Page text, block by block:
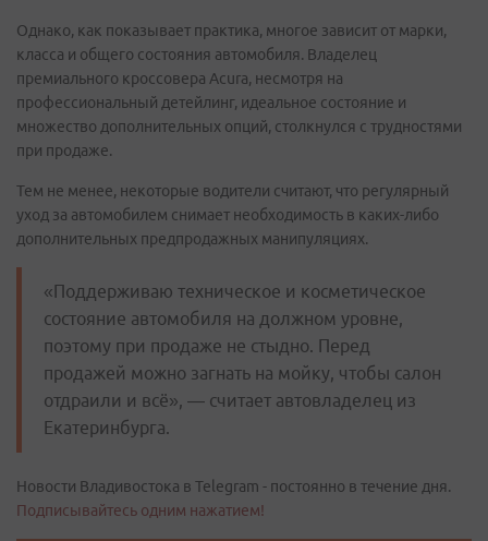
Однако, как показывает практика, многое зависит от марки,
класса и общего состояния автомобиля. Владелец
премиального кроссовера Acura, несмотря на
профессиональный детейлинг, идеальное состояние и
множество дополнительных опций, столкнулся с трудностями
при продаже.
Тем не менее, некоторые водители считают, что регулярный
уход за автомобилем снимает необходимость в каких-либо
дополнительных предпродажных манипуляциях.
«Поддерживаю техническое и косметическое
состояние автомобиля на должном уровне,
поэтому при продаже не стыдно. Перед
продажей можно загнать на мойку, чтобы салон
отдраили и всё», — считает автовладелец из
Екатеринбурга.
Новости Владивостока в Telegram - постоянно в течение дня.
Подписывайтесь одним нажатием!